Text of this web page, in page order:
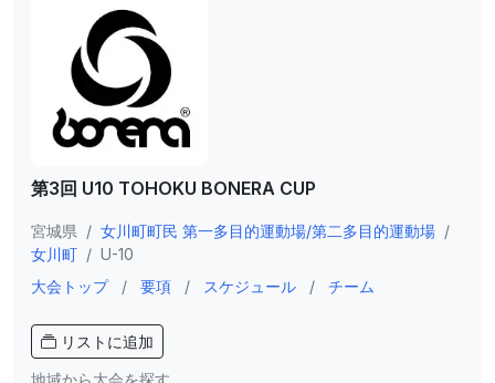
第3回 U10 TOHOKU BONERA CUP
宮城県 / 女川町町民 第一多目的運動場/第二多目的運動場 /
女川町 / U-10
大会トップ
/ 要項 / スケジュール / チーム
リストに追加
地域から大会を探す